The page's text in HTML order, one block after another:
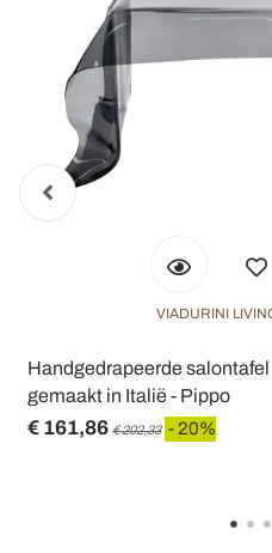
VIADURINI
Handgedrapeerde
gemaakt in Italië - Pippo
€ 161,86 € 202,33 - 20%